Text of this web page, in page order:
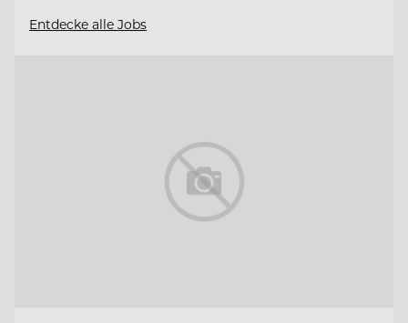
Entdecke alle Jobs